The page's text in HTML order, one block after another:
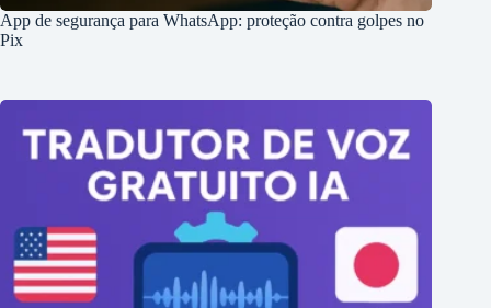
App de segurança para WhatsApp: proteção contra golpes no
Pix